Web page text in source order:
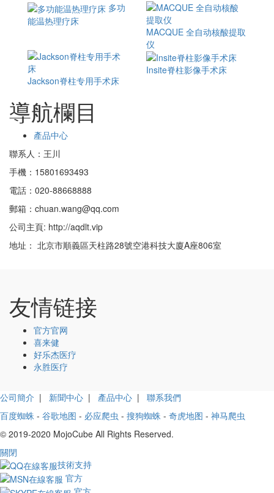
多功
能温热理疗床
MACQUE 全自动核酸提取
仪
Jackson脊柱专用手术床
Insite脊柱影像手术床
導航欄目
產品中心
聯系人：王川
手機：15801693493
電話：020-88668888
郵箱：chuan.wang@qq.com
公司主頁: http://aqdlt.vip
地址： 北京市順義區天柱路28號空港科技大廈A座806室
友情链接
官方官网
喜来健
好乐杰医疗
永胜医疗
公司簡介 | 新聞中心 | 產品中心 | 聯系我們
百度蜘蛛 - 谷歌地图 - 必应爬虫 - 搜狗蜘蛛 - 奇虎地图 - 神马爬虫
© 2019-2020 MojoCube All Rights Reserved.
關閉
技術支持
官方